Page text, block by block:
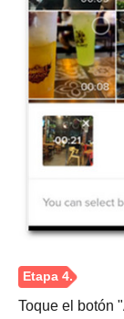
Toque el botón